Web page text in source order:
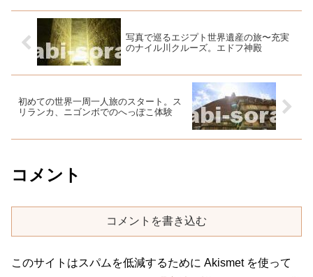
写真で巡るエジプト世界遺産の旅〜充実
のナイル川クルーズ。エドフ神殿
初めての世界一周一人旅のスタート。ス
リランカ、ニゴンボでのへっぽこ体験
コメント
コメントを書き込む
このサイトはスパムを低減するために Akismet を使って